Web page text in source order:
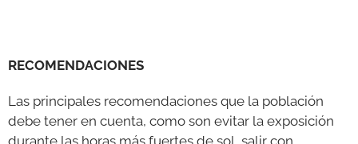
RECOMENDACIONES
Las principales recomendaciones que la población
debe tener en cuenta, como son evitar la exposición
durante las horas más fuertes de sol, salir con